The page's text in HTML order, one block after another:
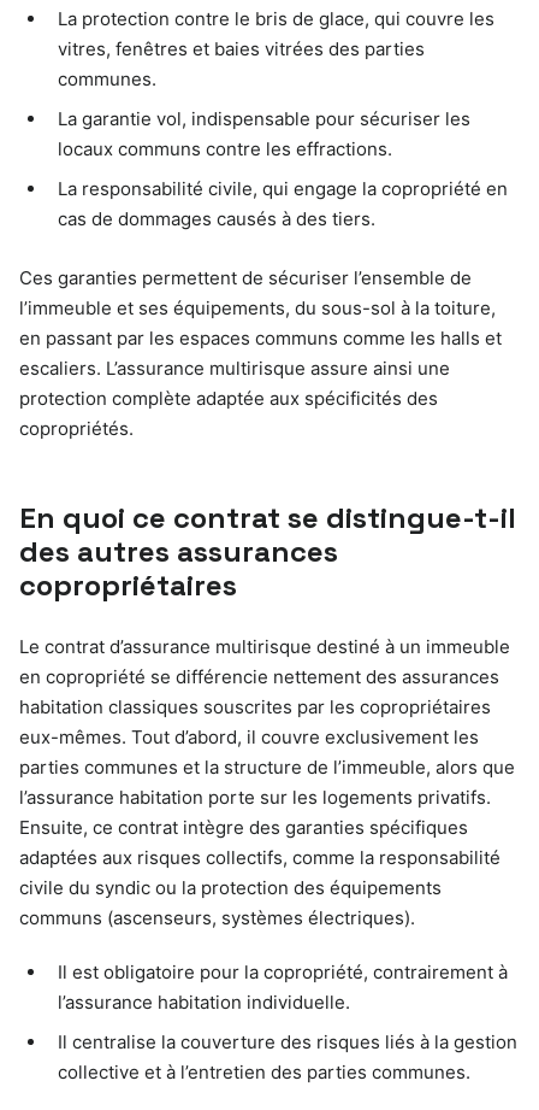
La protection contre le bris de glace, qui couvre les
vitres, fenêtres et baies vitrées des parties
communes.
La garantie vol, indispensable pour sécuriser les
locaux communs contre les effractions.
La responsabilité civile, qui engage la copropriété en
cas de dommages causés à des tiers.
Ces garanties permettent de sécuriser l’ensemble de
l’immeuble et ses équipements, du sous-sol à la toiture,
en passant par les espaces communs comme les halls et
escaliers. L’assurance multirisque assure ainsi une
protection complète adaptée aux spécificités des
copropriétés.
En quoi ce contrat se distingue-t-il
des autres assurances
copropriétaires
Le contrat d’assurance multirisque destiné à un immeuble
en copropriété se différencie nettement des assurances
habitation classiques souscrites par les copropriétaires
eux-mêmes. Tout d’abord, il couvre exclusivement les
parties communes et la structure de l’immeuble, alors que
l’assurance habitation porte sur les logements privatifs.
Ensuite, ce contrat intègre des garanties spécifiques
adaptées aux risques collectifs, comme la responsabilité
civile du syndic ou la protection des équipements
communs (ascenseurs, systèmes électriques).
Il est obligatoire pour la copropriété, contrairement à
l’assurance habitation individuelle.
Il centralise la couverture des risques liés à la gestion
collective et à l’entretien des parties communes.